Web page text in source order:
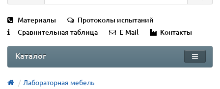
Материалы
Протоколы испытаний
Сравнительная таблица
E-Mail Контакты
Каталог
Лабораторная мебель